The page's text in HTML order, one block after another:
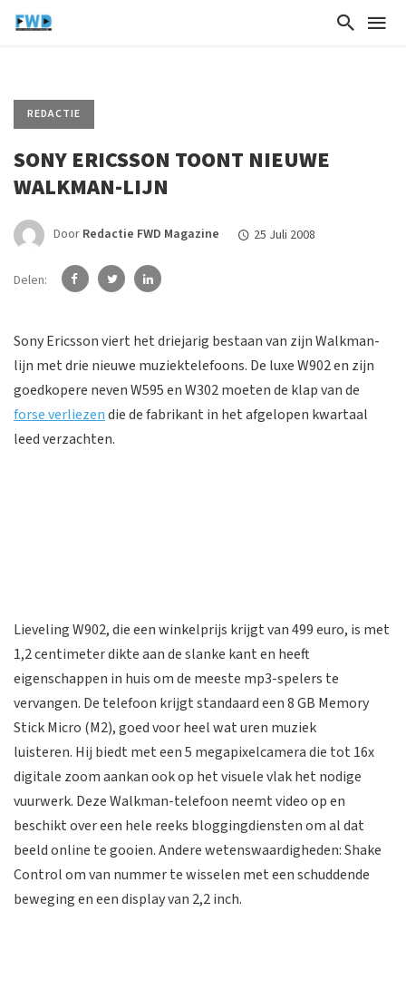
REDACTIE
SONY ERICSSON TOONT NIEUWE
WALKMAN-LIJN
Door Redactie FWD Magazine 25 Juli 2008
Delen:
Sony Ericsson viert het driejarig bestaan van zijn Walkman-
lijn met drie nieuwe muziektelefoons. De luxe W902 en zijn
goedkopere neven W595 en W302 moeten de klap van de
forse verliezendie de fabrikant in het afgelopen kwartaal
leed verzachten.
Lieveling W902, die een winkelprijs krijgt van 499 euro, is met
1,2 centimeter dikte aan de slanke kant en heeft
eigenschappen in huis om de meeste mp3-spelers te
vervangen. De telefoon krijgt standaard een 8 GB Memory
Stick Micro (M2), goed voor heel wat uren muziek
luisteren. Hij biedt met een 5 megapixelcamera die tot 16x
digitale zoom aankan ook op het visuele vlak het nodige
vuurwerk. Deze Walkman-telefoon neemt video op en
beschikt over een hele reeks bloggingdiensten om al dat
beeld online te gooien. Andere wetenswaardigheden: Shake
Control om van nummer te wisselen met een schuddende
beweging en een display van 2,2 inch.